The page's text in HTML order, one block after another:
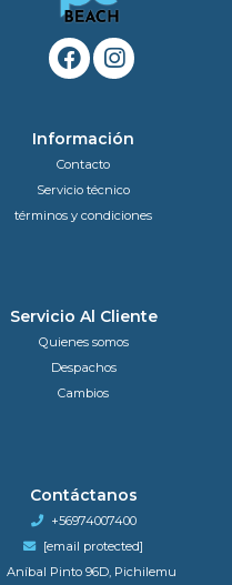
Información
Contacto
Servicio técnico
términos y condiciones
Servicio Al Cliente
Quienes somos
Despachos
Cambios
Contáctanos
+56974007400
[email protected]
Aníbal Pinto 96D, Pichilemu